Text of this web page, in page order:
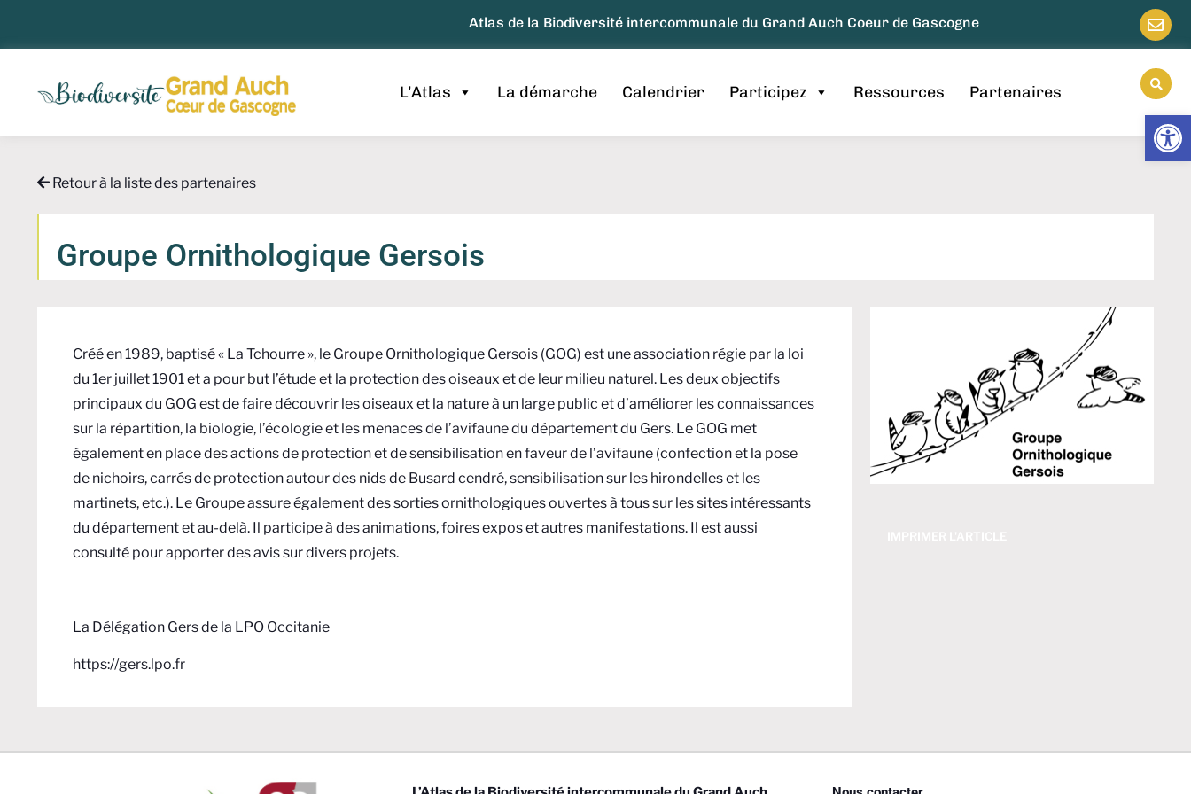
Atlas de la Biodiversité intercommunale du Grand Auch Coeur de Gascogne
L’Atlas La démarche Calendrier Participez Ressources Partenaires
Retour à la liste des partenaires
Groupe Ornithologique Gersois
Créé en 1989, baptisé « La Tchourre », le Groupe Ornithologique Gersois (GOG) est une association régie par la loi
du 1er juillet 1901 et a pour but l’étude et la protection des oiseaux et de leur milieu naturel. Les deux objectifs
principaux du GOG est de faire découvrir les oiseaux et la nature à un large public et d’améliorer les connaissances
sur la répartition, la biologie, l’écologie et les menaces de l’avifaune du département du Gers. Le GOG met
également en place des actions de protection et de sensibilisation en faveur de l’avifaune (confection et la pose
de nichoirs, carrés de protection autour des nids de Busard cendré, sensibilisation sur les hirondelles et les
martinets, etc.). Le Groupe assure également des sorties ornithologiques ouvertes à tous sur les sites intéressants
du département et au-delà. Il participe à des animations, foires expos et autres manifestations. Il est aussi
consulté pour apporter des avis sur divers projets.
La Délégation Gers de la LPO Occitanie
https://gers.lpo.fr